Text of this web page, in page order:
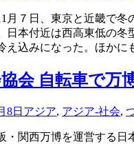
月７日、東京と近畿で
日本付近は西高東低の冬
え込みになった。ほかに
会 自転車で万
8日 アジア, アジア-社会,
・関西万博を運営する